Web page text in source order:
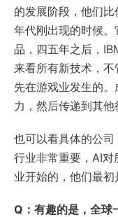
的发展阶段，他们
年代刚出现的时候
品，四五年之后，
来看所有新技术，
先在游戏业发生的
力，然后传递到其他
也可以看具体的公
行业非常重要，AI
业开始的，他们最初
Q：有趣的是，全球